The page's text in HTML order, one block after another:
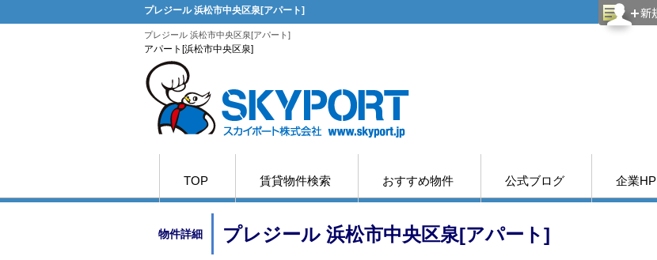
プレジール 浜松市中央区泉[アパート]
プレジール 浜松市中央区泉[アパート]
アパート[浜松市中央区泉]
TOP 賃貸物件検索 おすすめ物件 公式ブログ 企業HP
物件詳細 プレジール 浜松市中央区泉[アパート]